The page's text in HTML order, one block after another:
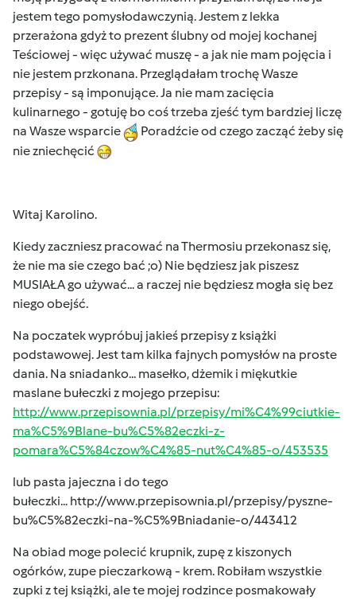
jestem tego pomysłodawczynią. Jestem z lekka
przerażona gdyż to prezent ślubny od mojej kochanej
Teściowej - więc używać muszę - a jak nie mam pojęcia i
nie jestem przkonana. Przeglądałam trochę Wasze
przepisy - są imponujące. Ja nie mam zacięcia
kulinarnego - gotuję bo coś trzeba zjeść tym bardziej liczę
na Wasze wsparcie
Poradźcie od czego zacząć żeby się
nie zniechęcić
Witaj Karolino.
Kiedy zaczniesz pracować na Thermosiu przekonasz się,
że nie ma sie czego bać ;o) Nie będziesz jak piszesz
MUSIAŁA go używać... a raczej nie będziesz mogła się bez
niego obejść.
Na poczatek wypróbuj jakieś przepisy z książki
podstawowej. Jest tam kilka fajnych pomysłów na proste
dania. Na sniadanko... masełko, dżemik i miękutkie
maslane bułeczki z mojego przepisu:
http://www.przepisownia.pl/przepisy/mi%C4%99ciutkie-
ma%C5%9Blane-bu%C5%82eczki-z-
pomara%C5%84czow%C4%85-nut%C4%85-o/453535
lub pasta jajeczna i do tego
bułeczki... http://www.przepisownia.pl/przepisy/pyszne-
bu%C5%82eczki-na-%C5%9Bniadanie-o/443412
Na obiad moge polecić krupnik, zupę z kiszonych
ogórków, zupe pieczarkową - krem. Robiłam wszystkie
zupki z tej książki, ale te mojej rodzince posmakowały